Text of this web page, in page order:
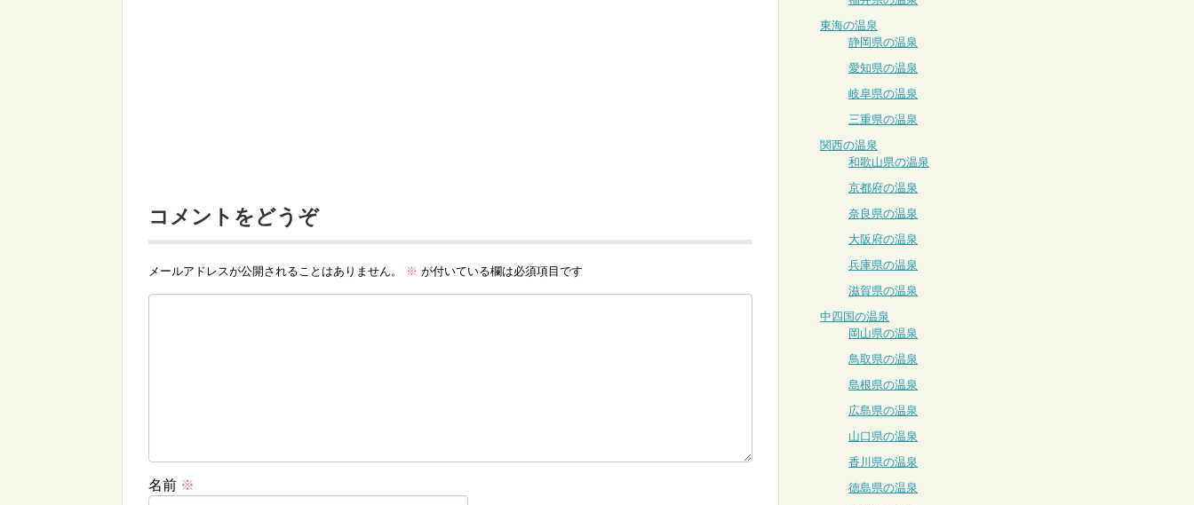
コメントをどうぞ
メールアドレスが公開されることはありません。 ※ が付いている欄は必須項目です
名前 ※
東海の温泉
静岡県の温泉
愛知県の温泉
岐阜県の温泉
三重県の温泉
関西の温泉
和歌山県の温泉
京都府の温泉
奈良県の温泉
大阪府の温泉
兵庫県の温泉
滋賀県の温泉
中四国の温泉
岡山県の温泉
鳥取県の温泉
島根県の温泉
広島県の温泉
山口県の温泉
香川県の温泉
徳島県の温泉